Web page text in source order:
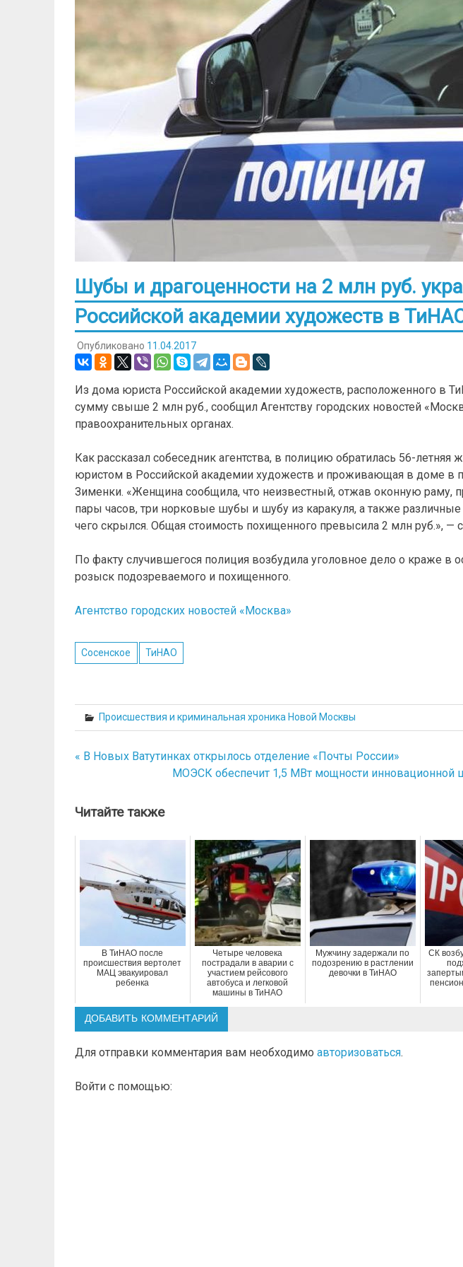
Шубы и драгоценности на 2 млн руб.
Российской академии художеств в
Опубликовано 11.04.2017
Из дома юриста Российской академии художеств, расположенного в
сумму свыше 2 млн руб., сообщил Агентству городских новостей
правоохранительных органах.
Как рассказал собеседник агентства, в полицию обратилась 56-
юристом в Российской академии художеств и проживающая в доме в
Зименки. «Женщина сообщила, что неизвестный, отжав оконную раму,
пары часов, три норковые шубы и шубу из каракуля, а также
чего скрылся. Общая стоимость похищенного превысила 2 млн руб.», —
По факту случившегося полиция возбудила уголовное дело о краже в
розыск подозреваемого и похищенного.
Агентство городских новостей «Москва»
Сосенское ТиНАО
Происшествия и криминальная хроника Новой Москвы
Навигация
записям
« В Новых Ватутинках открылось отделение «Почты России»
МОЭСК обеспечит 1,5 МВт мощности инновационной
Читайте также
В ТиНАО после
происшествия вертолет
МАЦ эвакуировал
ребенка
Четыре человека
пострадали в аварии с
участием рейсового
автобуса и легковой
машины в ТиНАО
Мужчину задержали по
подозрению в растлении
девочки в ТиНАО
СК
ДОБАВИТЬ КОММЕНТАРИЙ
Для отправки комментария вам необходимо авторизоваться.
Войти с помощью: